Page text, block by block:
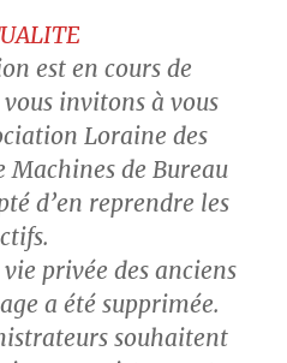
est en cours de
invitons à vous
Loraine des
Machines de Bureau
d’en reprendre les
privée des anciens
a été supprimée.
souhaitent